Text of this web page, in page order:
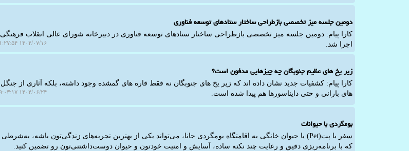
دومین جلسه میز تخصصی بازطراحی ساختار ستادهای توسعه فناوری
کارا پیام: دومین جلسه میز تخصصی بازطراحی ساختار ستادهای توسعه فناوری در دبیرخانه شورای عالی انقلاب فرهنگی
اجرا شد.
۱۴۰۴/۰۷/۱۶ ۱۱:۲۷:۵۴
زیر یخ های عظیم جنوبگان چه چیزهایی مدفون است؟
کارا پیام: کشفیات جدید نشان داده اند که زیر یخ های جنوبگان نه فقط قاره های گمشده وجود داشته، بلکه آثاری از جنگل
های بارانی و حتی دایناسورها هم پیدا شده است.
۱۴۰۴/۰۶/۲۴ ۰۹:۰۳:۱۷
بومگردی با حیوانات
سفر با پت(Pet) یا حیوان خانگی به اقامتگاه بومگردی جانا، می‌تواند یکی از بهترین تجربه‌های زندگی‌تون باشه، به‌شرطی
که با برنامه‌ریزی دقیق و رعایت چند نکته ساده، آسایش و امنیت خودتون و حیوان دوست‌داشتنی‌تون رو تضمین کنید.